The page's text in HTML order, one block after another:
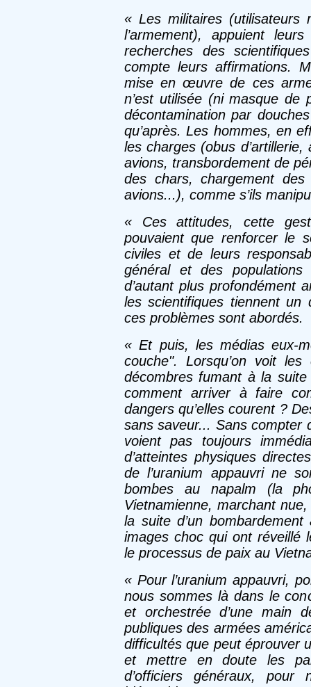
« Les militaires (utilisateurs
l’armement), appuient
recherches des
compte leurs affirmations.
mise en œuvre de ces
n’est utilisée (ni masque de
décontamination par
qu’après. Les hommes, en
les charges (obus
avions, transbordement de
des chars, chargement
avions...), comme s’ils
« Ces attitudes, cette
pouvaient que renforcer le
civiles et de leurs
général et des
d’autant plus profondément
les scientifiques tiennent
ces problèmes sont abordés.
«Et puis, les médias eux-
couche". Lorsqu’on voit
décombres fumant à la suite
comment arriver à faire
dangers qu’elles courent ?
sans saveur... Sans compter
voient pas toujours
d’atteintes physiques
de l’uranium appauvri ne
bombes au napalm (la
Vietnamienne, marchant
la suite d’un
images choc qui ont réveillé
le processus de paix au
« Pour l’uranium appauvri,
nous sommes là dans le
et orchestrée d’une main
publiques des armées
difficultés que peut éprouver
et mettre en doute les
d’officiers généraux,